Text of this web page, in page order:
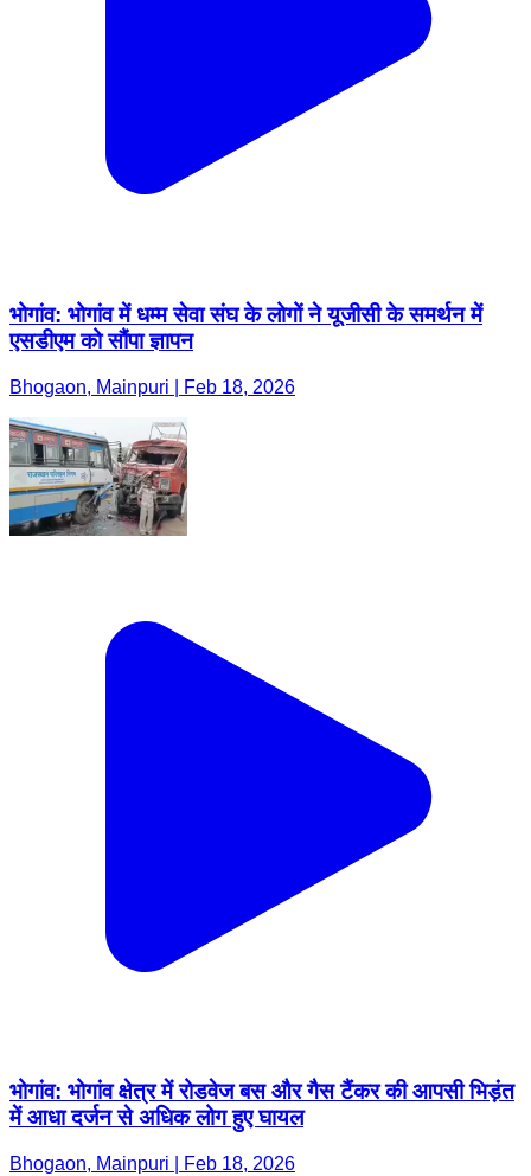
भोगांव: भोगांव में धम्म सेवा संघ के लोगों ने यूजीसी के समर्थन में
एसडीएम को सौंपा ज्ञापन
Bhogaon, Mainpuri | Feb 18, 2026
भोगांव: भोगांव क्षेत्र में रोडवेज बस और गैस टैंकर की आपसी भिड़ंत
में आधा दर्जन से अधिक लोग हुए घायल
Bhogaon, Mainpuri | Feb 18, 2026